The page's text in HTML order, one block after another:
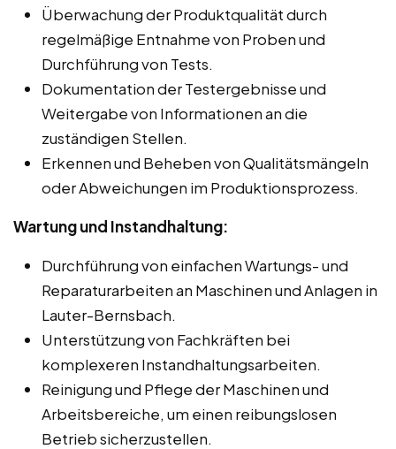
Überwachung der Produktqualität durch
regelmäßige Entnahme von Proben und
Durchführung von Tests.
Dokumentation der Testergebnisse und
Weitergabe von Informationen an die
zuständigen Stellen.
Erkennen und Beheben von Qualitätsmängeln
oder Abweichungen im Produktionsprozess.
Wartung und Instandhaltung:
Durchführung von einfachen Wartungs- und
Reparaturarbeiten an Maschinen und Anlagen in
Lauter-Bernsbach.
Unterstützung von Fachkräften bei
komplexeren Instandhaltungsarbeiten.
Reinigung und Pflege der Maschinen und
Arbeitsbereiche, um einen reibungslosen
Betrieb sicherzustellen.